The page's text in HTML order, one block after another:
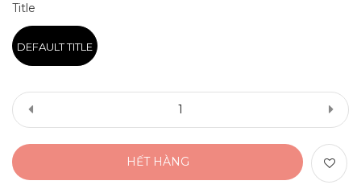
Title
DEFAULT TITLE
HẾT HÀNG